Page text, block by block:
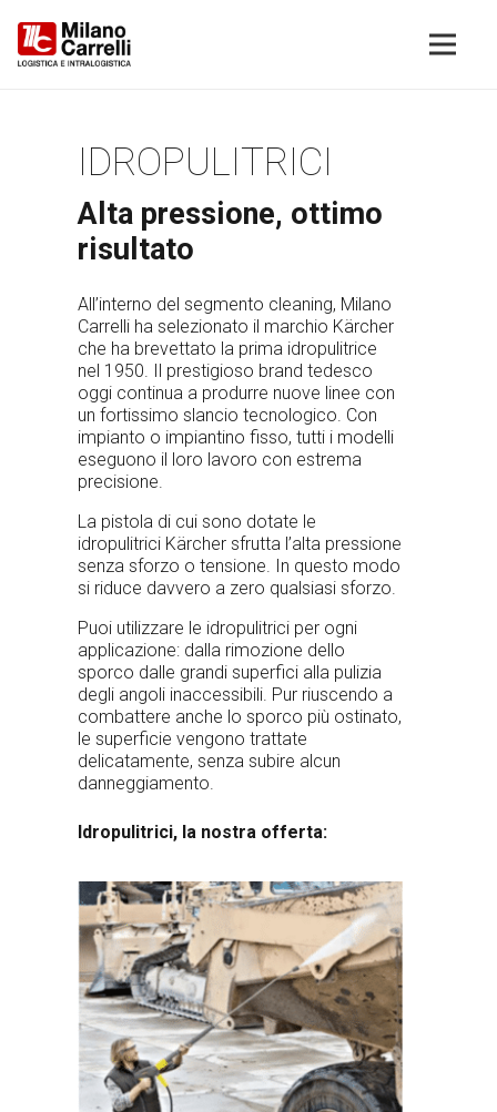
IDROPULITRICI
Alta pressione, ottimo
risultato
All’interno del segmento cleaning, Milano
Carrelli ha selezionato il marchio Kärcher
che ha brevettato la prima idropulitrice
nel 1950. Il prestigioso brand tedesco
oggi continua a produrre nuove linee con
un fortissimo slancio tecnologico. Con
impianto o impiantino fisso, tutti i modelli
eseguono il loro lavoro con estrema
precisione.
La pistola di cui sono dotate le
idropulitrici Kärcher sfrutta l’alta pressione
senza sforzo o tensione. In questo modo
si riduce davvero a zero qualsiasi sforzo.
Puoi utilizzare le idropulitrici per ogni
applicazione: dalla rimozione dello
sporco dalle grandi superfici alla pulizia
degli angoli inaccessibili. Pur riuscendo a
combattere anche lo sporco più ostinato,
le superficie vengono trattate
delicatamente, senza subire alcun
danneggiamento.
Idropulitrici, la nostra offerta: